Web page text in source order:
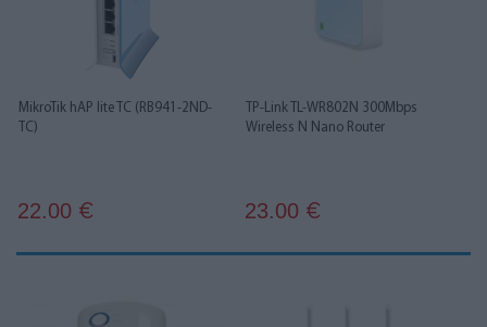
MikroTik hAP lite TC (RB941-2ND-
TC)
22.00 €
TP-Link TL-WR802N 300Mbps
Wireless N Nano Router
23.00 €